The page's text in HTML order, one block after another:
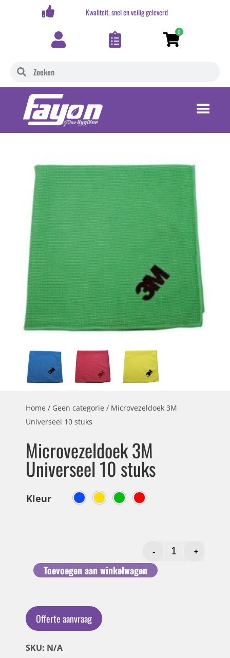
Kwaliteit, snel en veilig geleverd
0
Home / Geen categorie / Microvezeldoek 3M
Universeel 10 stuks
Microvezeldoek 3M
Universeel 10 stuks
Kleur
-
+
Toevoegen aan winkelwagen
Offerte aanvraag
SKU: N/A